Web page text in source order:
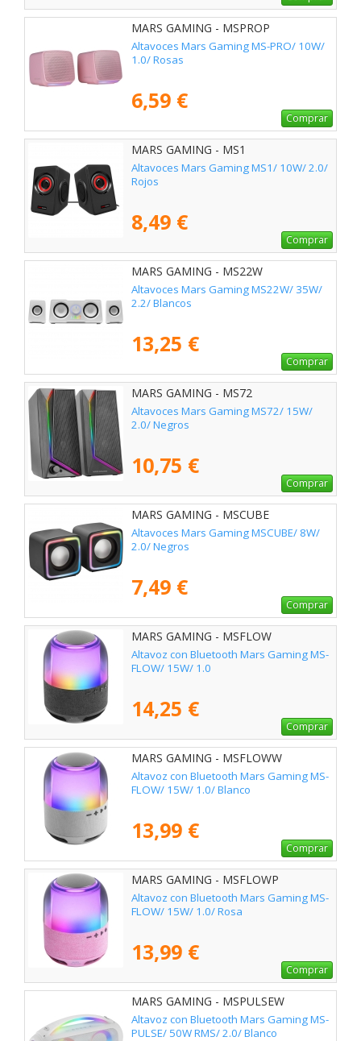
MARS GAMING - MSPROP
Altavoces Mars Gaming MS-PRO/ 10W/
1.0/ Rosas
6,59 €
Comprar
MARS GAMING - MS1
Altavoces Mars Gaming MS1/ 10W/ 2.0/
Rojos
8,49 €
Comprar
MARS GAMING - MS22W
Altavoces Mars Gaming MS22W/ 35W/
2.2/ Blancos
13,25 €
Comprar
MARS GAMING - MS72
Altavoces Mars Gaming MS72/ 15W/
2.0/ Negros
10,75 €
Comprar
MARS GAMING - MSCUBE
Altavoces Mars Gaming MSCUBE/ 8W/
2.0/ Negros
7,49 €
Comprar
MARS GAMING - MSFLOW
Altavoz con Bluetooth Mars Gaming MS-
FLOW/ 15W/ 1.0
14,25 €
Comprar
MARS GAMING - MSFLOWW
Altavoz con Bluetooth Mars Gaming MS-
FLOW/ 15W/ 1.0/ Blanco
13,99 €
Comprar
MARS GAMING - MSFLOWP
Altavoz con Bluetooth Mars Gaming MS-
FLOW/ 15W/ 1.0/ Rosa
13,99 €
Comprar
MARS GAMING - MSPULSEW
Altavoz con Bluetooth Mars Gaming MS-
PULSE/ 50W RMS/ 2.0/ Blanco